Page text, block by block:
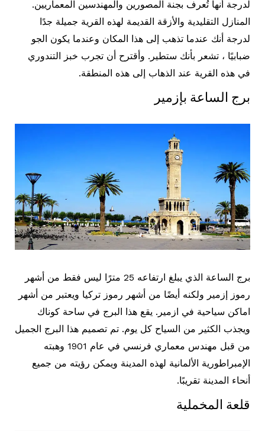
لدرجة أنها تُعرف بجنة المصورين والمهندسين المعماريين.
المنازل التقليدية والأزقة القديمة لهذه القرية جميلة جدًا
لدرجة أنك عندما تذهب إلى هذا المكان وعندما يكون الجو
ضبابيًا ، تشعر بأنك ستطير. وأقترح أن تجرب خبز التندوري
في هذه القرية عند الذهاب إلى هذه المنطقة.
برج الساعة بإزمير
برج الساعة الذي يبلغ ارتفاعه 25 مترًا ليس فقط من أشهر
رموز إزمير ولكنه أيضًا من أشهر رموز تركيا ويعتبر من أشهر
اماكن سياحية في ازمير. يقع هذا البرج في ساحة كوناك
ويجذب الكثير من السياح كل يوم. تم تصميم هذا البرج الجميل
من قبل مهندس معماري فرنسي في عام 1901 وهبته
الإمبراطورية الألمانية لهذه المدينة ويمكن رؤيته من جميع
أنحاء المدينة تقريبًا.
قلعة المخملية